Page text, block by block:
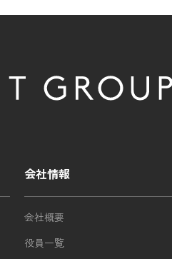
会社情報
会社概要
役員一覧